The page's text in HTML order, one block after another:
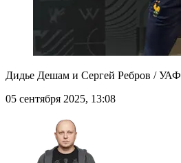
Дидье Дешам и Сергей Ребров / УАФ
05 сентября 2025, 13:08